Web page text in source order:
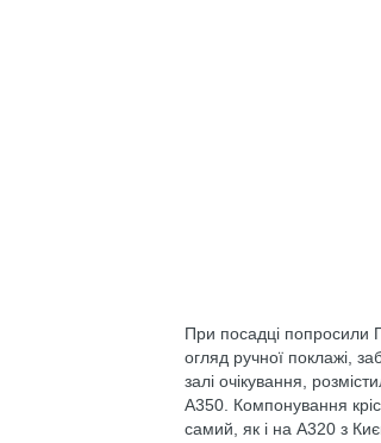
При посадці попросили
огляд ручної поклажі,
залі очікування,
А350. Компонування
самий, як і на А320 з